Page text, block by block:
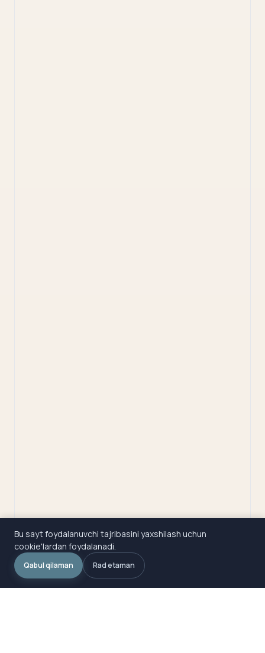
Bu sayt foydalanuvchi tajribasini yaxshilash uchun
cookie'lardan foydalanadi.
Qabul qilaman Rad etaman